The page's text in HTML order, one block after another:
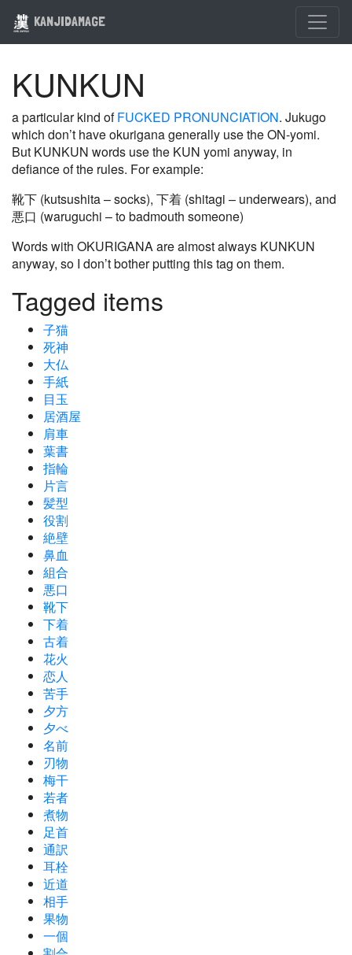
KANJIDAMAGE
KUNKUN
a particular kind ofFUCKED PRONUNCIATION. Jukugo
which don’t have okurigana generally use the ON-yomi.
But KUNKUN words use the KUN yomi anyway, in
defiance of the rules. For example:
靴下 (kutsushita – socks), 下着 (shitagi – underwears), and
悪口 (waruguchi – to badmouth someone)
Words with OKURIGANA are almost always KUNKUN
anyway, so I don’t bother putting this tag on them.
Tagged items
子猫
死神
大仏
手紙
目玉
居酒屋
肩車
葉書
指輪
片言
髪型
役割
絶壁
鼻血
組合
悪口
靴下
下着
古着
花火
恋人
苦手
夕方
夕べ
名前
刃物
梅干
若者
煮物
足首
通訳
耳栓
近道
相手
果物
一個